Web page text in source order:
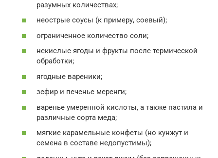
разумных количествах;
неострые соусы (к примеру, соевый);
ограниченное количество соли;
некислые ягоды и фрукты после термической
обработки;
ягодные вареники;
зефир и печенье меренги;
варенье умеренной кислоты, а также пастила и
различные сорта меда;
мягкие карамельные конфеты (но кунжут и
семена в составе недопустимы);